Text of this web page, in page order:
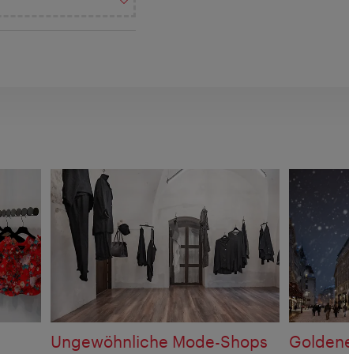
Ungewöhnliche Mode-Shops